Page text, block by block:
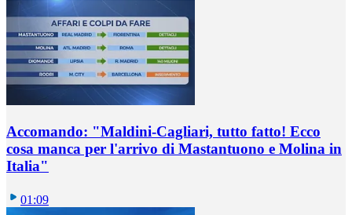
Accomando: "Maldini-Cagliari, tutto fatto! Ecco
cosa manca per l'arrivo di Mastantuono e Molina in
Italia"
01:09